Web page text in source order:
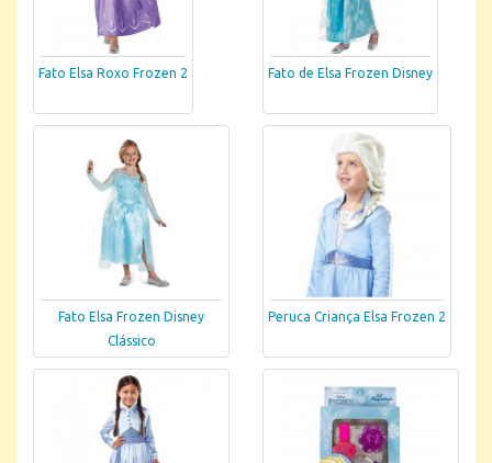
Fato Elsa Roxo Frozen 2 Fato de Elsa Frozen Disney
Fato Elsa Frozen Disney
Clássico
Peruca Criança Elsa Frozen 2